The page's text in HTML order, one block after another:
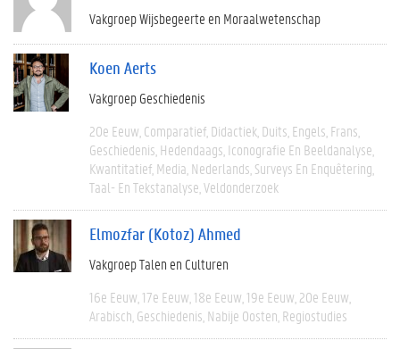
Vakgroep Wijsbegeerte en Moraalwetenschap
Koen Aerts
Vakgroep Geschiedenis
20e Eeuw Comparatief Didactiek Duits Engels Frans
Geschiedenis Hedendaags Iconografie En Beeldanalyse
Kwantitatief Media Nederlands Surveys En Enquêtering
Taal- En Tekstanalyse Veldonderzoek
Elmozfar (Kotoz) Ahmed
Vakgroep Talen en Culturen
16e Eeuw 17e Eeuw 18e Eeuw 19e Eeuw 20e Eeuw
Arabisch Geschiedenis Nabije Oosten Regiostudies